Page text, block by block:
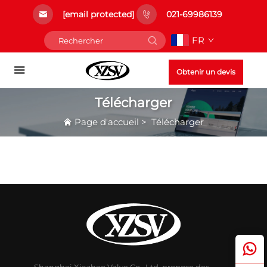
[email protected] 021-69986139
FR
Obtenir un devis
Télécharger
Page d'accueil > Télécharger